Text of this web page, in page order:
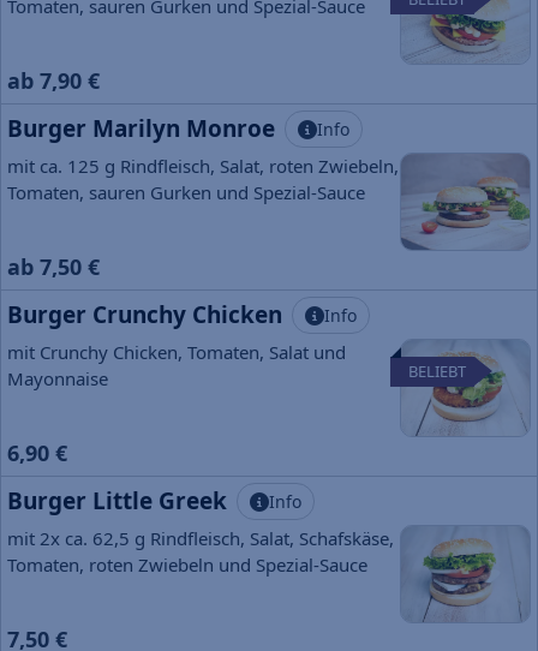
Tomaten, sauren Gurken und Spezial-Sauce
ab 7,90 €
Burger Marilyn Monroe Info
mit ca. 125 g Rindfleisch, Salat, roten Zwiebeln,
Tomaten, sauren Gurken und Spezial-Sauce
ab 7,50 €
Burger Crunchy Chicken Info
mit Crunchy Chicken, Tomaten, Salat und
Mayonnaise
BELIEBT
6,90 €
Burger Little Greek Info
mit 2x ca. 62,5 g Rindfleisch, Salat, Schafskäse,
Tomaten, roten Zwiebeln und Spezial-Sauce
7,50 €